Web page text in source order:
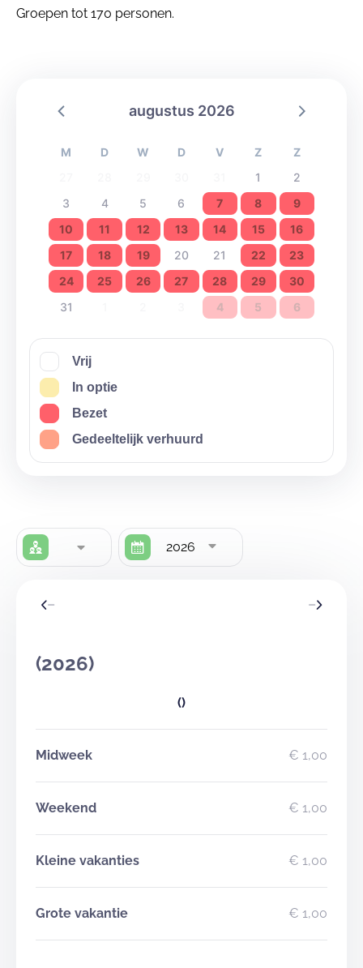
Groepen tot 170 personen.
augustus 2026
M D W D V Z
Z
1
2
3
4 5 6 7 8
9
10
11 12 13 14 15
16
17
18 19 20 21 22
23
24
25 26 27 28 29
30
31
4 5 6
Vrij
In optie
Bezet
Gedeeltelijk verhuurd
2026
(2026)
()
Midweek € 1,00
Weekend € 1,00
Kleine vakanties € 1,00
Grote vakantie € 1,00